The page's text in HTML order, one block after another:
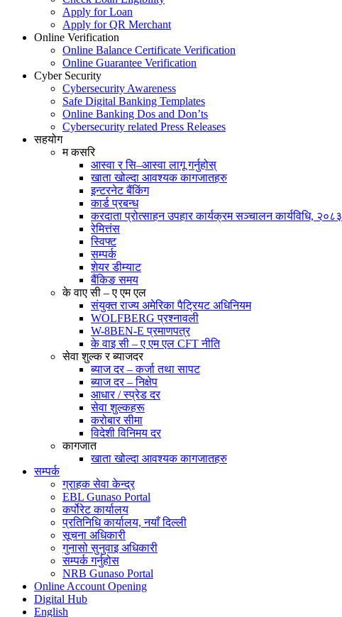
Apply for Loan
Apply for QR Merchant
Online Verification
Online Balance Certificate Verification
Online Guarantee Verification
Cyber Security
Cybersecurity Awareness
Safe Digital Banking Templates
Online Banking Dos and Don’ts
Cybersecurity related Press Releases
सहयोग
म कसरि
आस्वा र सि–आस्वा लागू गर्नुहोस्
खाता खोल्दा आवश्यक कागजातहरु
इन्टरनेट बैंकिंग
कार्ड प्रबन्ध
करदाता प्रोत्साहन उपहार कार्यक्रम सञ्चालन कार्यविधि, २०८३
रेमित्तंस
स्विफ्ट
सम्पर्क
शेयर डीम्याट
बैंकिङ समय
के वाए सी – ए एम एल
संयुक्त राज्य अमेरिका पैट्रियट अधिनियम
WOLFBERG प्रश्नावली
W-8BEN-E प्रमाणपत्र
के वाइ सी – ए एम एल CFT नीति
सेवा शुल्क र ब्याजदर
ब्याज दर – कर्जा तथा सापट
ब्याज दर – निक्षेप
आधार / स्प्रेड दर
सेवा शुल्कहरू
करोबार सीमा
विदेशी विनिमय दर
कागजात
खाता खोल्दा आवश्यक कागजातहरु
सम्पर्क
ग्राहक सेवा केन्द्र
EBL Gunaso Portal
कर्पोरेट कार्यालय
प्रतिनिधि कार्यालय, नयाँ दिल्ली
सूचना अधिकारी
गुनासो सुनुवाइ अधिकारी
सम्पर्क गर्नुहोस
NRB Gunaso Portal
Online Account Opening
Digital Hub
English